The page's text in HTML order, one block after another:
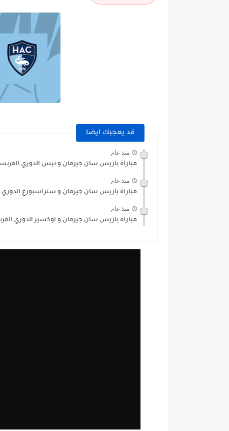
قد يعجبك ايضا
منذ عام
مباراة باريس سان جيرمان و نيس الدوري الفرنسي 2025/
منذ عام
مباراة باريس سان جيرمان و ستراسبورغ الدوري الفرنسي
منذ عام
مباراة باريس سان جيرمان و اوكسير الدوري الفرنسي